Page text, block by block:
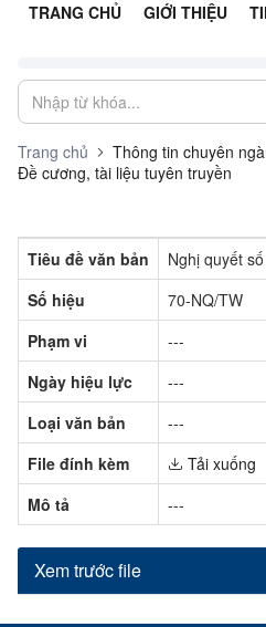
TRANG CHỦ GIỚI THIỆU
Trang chủ
Thông tin chuyên
Đề cương, tài liệu tuyên truyền
Tiêu đề văn bản
Nghị quyết
Số hiệu
70-NQ/TW
Phạm vi
---
Ngày hiệu lực
---
Loại văn bản
---
File đính kèm
Tải xuống
Mô tả
---
Xem trước file